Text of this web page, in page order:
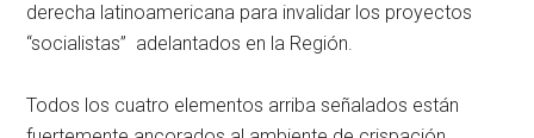
derecha latinoamericana para invalidar los proyectos
“socialistas” adelantados en la Región.
Todos los cuatro elementos arriba señalados están